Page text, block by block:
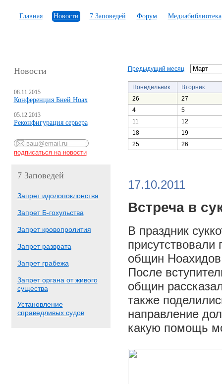
Главная Новости 7 Заповедей Форум Медиабиблиотека
Новости
08.11.2015
Конференция Бней Ноах
05.12.2013
Реконфигурация сервера
7 Заповедей
Запрет идолопоклонства
Запрет Б-гохульства
Запрет кровопролития
Запрет разврата
Запрет грабежа
Запрет органа от живого
существа
Установление
справедливых судов
Предыдущий месяц
Понедельник
Вторник
26
27
4
5
11
12
18
19
25
26
17.10.2011
Встреча в
В праздник
присутствовали
общин
После
общин
также
направление
какую помощь